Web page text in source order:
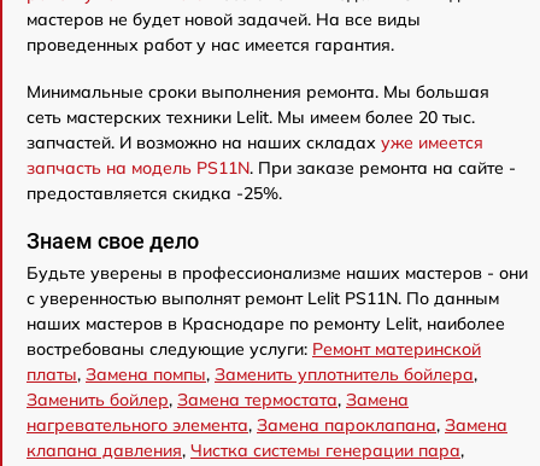
мастеров не будет новой задачей. На все виды
проведенных работ у нас имеется гарантия.
Минимальные сроки выполнения ремонта. Мы большая
сеть мастерских техники Lelit. Мы имеем более 20 тыс.
запчастей. И возможно на наших складах уже имеется
запчасть на модель PS11N. При заказе ремонта на сайте -
предоставляется скидка -25%.
Знаем свое дело
Будьте уверены в профессионализме наших мастеров - они
с уверенностью выполнят ремонт Lelit PS11N. По данным
наших мастеров в Краснодаре по ремонту Lelit, наиболее
востребованы следующие услуги: Ремонт материнской
платы, Замена помпы, Заменить уплотнитель бойлера,
Заменить бойлер, Замена термостата, Замена
нагревательного элемента, Замена пароклапана, Замена
клапана давления, Чистка системы генерации пара,